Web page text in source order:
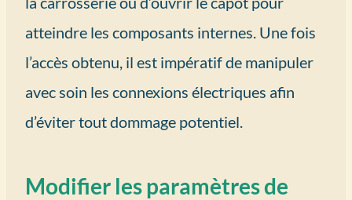
atteindre les composants internes. Une fois
l’accès obtenu, il est impératif de manipuler
avec soin les connexions électriques afin
d’éviter tout dommage potentiel.
Modifier les paramètres de